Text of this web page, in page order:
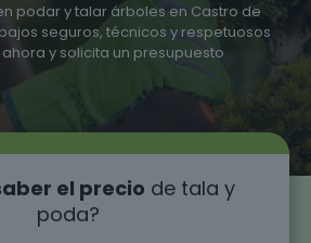
podar y talar árboles en Castro de
seguros, técnicos y respetuosos
y solicita un presupuesto
el precio de tala y
poda?